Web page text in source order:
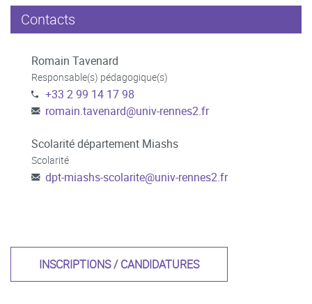
Contacts
Romain Tavenard
Responsable(s) pédagogique(s)
+33 2 99 14 17 98
romain.tavenard@univ-rennes2.fr
Scolarité département Miashs
Scolarité
dpt-miashs-scolarite@univ-rennes2.fr
INSCRIPTIONS / CANDIDATURES